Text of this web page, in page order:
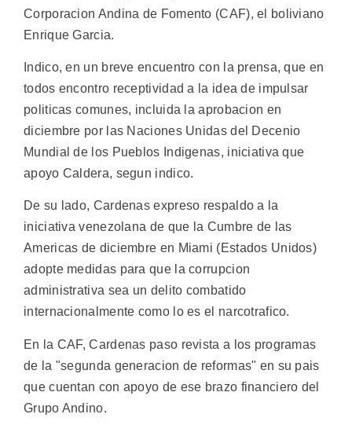
Corporacion Andina de Fomento (CAF), el boliviano
Enrique Garcia.
Indico, en un breve encuentro con la prensa, que en
todos encontro receptividad a la idea de impulsar
politicas comunes, incluida la aprobacion en
diciembre por las Naciones Unidas del Decenio
Mundial de los Pueblos Indigenas, iniciativa que
apoyo Caldera, segun indico.
De su lado, Cardenas expreso respaldo a la
iniciativa venezolana de que la Cumbre de las
Americas de diciembre en Miami (Estados Unidos)
adopte medidas para que la corrupcion
administrativa sea un delito combatido
internacionalmente como lo es el narcotrafico.
En la CAF, Cardenas paso revista a los programas
de la "segunda generacion de reformas" en su pais
que cuentan con apoyo de ese brazo financiero del
Grupo Andino.